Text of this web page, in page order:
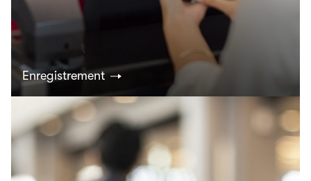
Enregistrement